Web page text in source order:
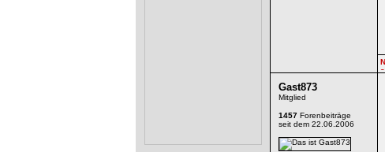
Gast873
Mitglied
1457 Forenbeiträge
seit dem 22.06.2006